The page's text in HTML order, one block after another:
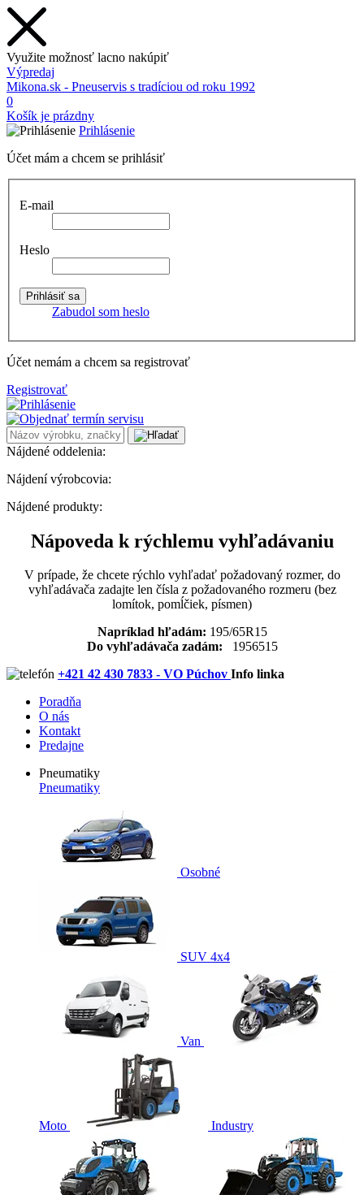
Využite možnosť lacno nakúpiť
Výpredaj
Mikona.sk - Pneuservis s tradíciou od roku 1992
0
Košík je prázdny
Prihlásenie
Účet mám a chcem se prihlásiť
E-mail
Heslo
Zabudol som heslo
Účet nemám a chcem sa registrovať
Registrovať
Nájdené oddelenia:
Nájdení výrobcovia:
Nájdené produkty:
Nápoveda k rýchlemu vyhľadávaniu
V prípade, že chcete rýchlo vyhľadať požadovaný rozmer, do
vyhľadávača zadajte len čísla z požadovaného rozmeru (bez
lomítok, pomĺčiek, písmen)
Napríklad hľadám: 195/65R15
Do vyhľadávača zadám: 1956515
+421 42 430 7833 - VO Púchov Info linka
Poradňa
O nás
Kontakt
Predajne
Pneumatiky
Pneumatiky
Osobné
SUV 4x4
Van
Moto Industry